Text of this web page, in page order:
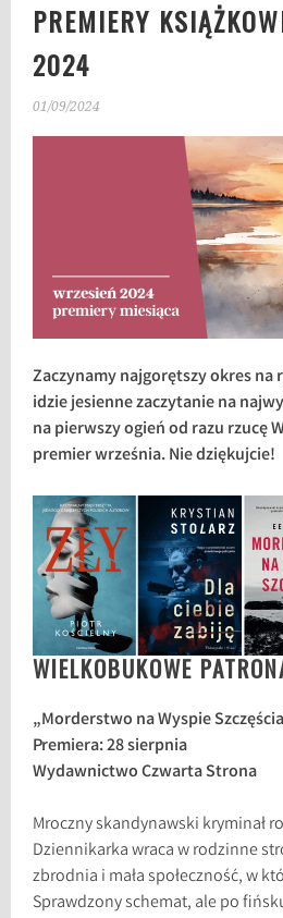
PREMIERY
2024
01/09/2024
Zaczynamy najgorętszy okres na
idzie jesienne zaczytanie na
na pierwszy ogień od razu rzucę
premier września. Nie dziękujcie!
WIELKOBUKOWE
„Morderstwo na Wyspie
Premiera: 28 sierpnia
Wydawnictwo Czwarta Strona
Mroczny skandynawski kryminał
Dziennikarka wraca w rodzinne
zbrodnia i mała społeczność, w
Sprawdzony schemat, ale po